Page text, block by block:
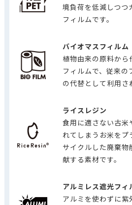
境負荷を低減しつつ
フィルムです。
バイオマスフィルム
植物由来の原料から
フィルムで、従来の
の代替として利用さ
ライスレジン
食用に適さない古米
れてしまうお米をプ
サイクルした廃棄
献する素材です。
アルミレス遮光フィ
アルミを使わずに